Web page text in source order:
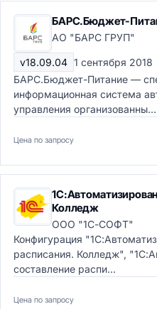
БАРС.Бюджет-
АО "БАРС ГРУП"
v18.09.04 1 сентября 2018
БАРС.Бюджет-Питание —
информационная система
управления организованны...
Цена по запросу
Колледж
ООО "1С-СОФТ"
Конфигурация
расписания. Колледж",
составление распи...
Цена по запросу